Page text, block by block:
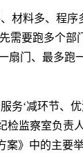
材料多、程
需要跑多个部
扇门、最多跑
务‘减环节、
检监察室负责
》中的主要